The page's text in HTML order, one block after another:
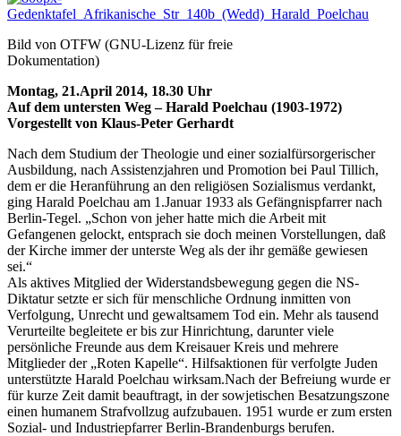
Bild von OTFW (GNU-Lizenz für freie
Dokumentation)
Montag, 21.April 2014, 18.30 Uhr
Auf dem untersten Weg – Harald Poelchau (1903-1972)
Vorgestellt von Klaus-Peter Gerhardt
Nach dem Studium der Theologie und einer sozialfürsorgerischer
Ausbildung, nach Assistenzjahren und Promotion bei Paul Tillich,
dem er die Heranführung an den religiösen Sozialismus verdankt,
ging Harald Poelchau am 1.Januar 1933 als Gefängnispfarrer nach
Berlin-Tegel. „Schon von jeher hatte mich die Arbeit mit
Gefangenen gelockt, entsprach sie doch meinen Vorstellungen, daß
der Kirche immer der unterste Weg als der ihr gemäße gewiesen
sei.“
Als aktives Mitglied der Widerstandsbewegung gegen die NS-
Diktatur setzte er sich für menschliche Ordnung inmitten von
Verfolgung, Unrecht und gewaltsamem Tod ein. Mehr als tausend
Verurteilte begleitete er bis zur Hinrichtung, darunter viele
persönliche Freunde aus dem Kreisauer Kreis und mehrere
Mitglieder der „Roten Kapelle“. Hilfsaktionen für verfolgte Juden
unterstützte Harald Poelchau wirksam.Nach der Befreiung wurde er
für kurze Zeit damit beauftragt, in der sowjetischen Besatzungszone
einen humanem Strafvollzug aufzubauen. 1951 wurde er zum ersten
Sozial- und Industriepfarrer Berlin-Brandenburgs berufen.